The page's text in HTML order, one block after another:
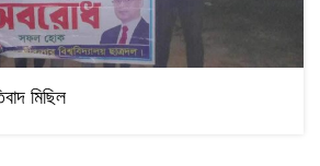
মিছিল